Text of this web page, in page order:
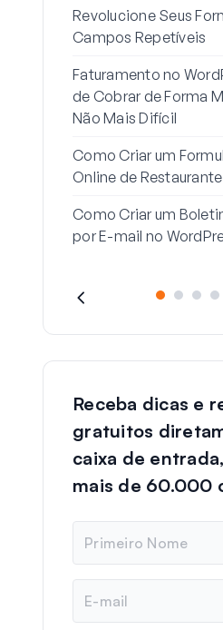
Revolucione Seus
Campos Repetíveis
Faturamento no
de Cobrar de Forma
Não Mais Difícil
Como Criar um
Online de
Como Criar um
por E-mail no
Receba dicas e
gratuitos
caixa de
mais de 60.000
m
e
m